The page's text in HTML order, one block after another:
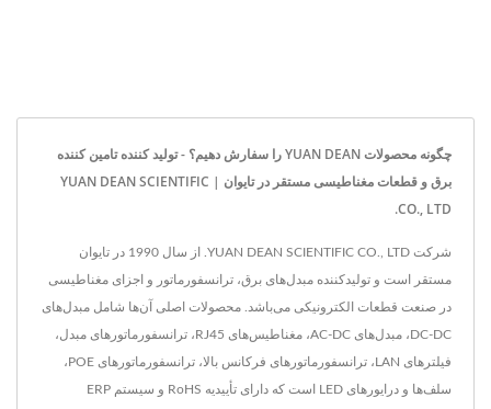
چگونه محصولات YUAN DEAN را سفارش دهیم؟ - تولید کننده تامین کننده
برق و قطعات مغناطیسی مستقر در تایوان | YUAN DEAN SCIENTIFIC
CO., LTD.
شرکت YUAN DEAN SCIENTIFIC CO., LTD. از سال 1990 در تایوان
مستقر است و تولیدکننده مبدل‌های برق، ترانسفورماتور و اجزای مغناطیسی
در صنعت قطعات الکترونیکی می‌باشد. محصولات اصلی آن‌ها شامل مبدل‌های
DC-DC، مبدل‌های AC-DC، مغناطیس‌های RJ45، ترانسفورماتورهای مبدل،
فیلترهای LAN، ترانسفورماتورهای فرکانس بالا، ترانسفورماتورهای POE،
سلف‌ها و درایورهای LED است که دارای تأییدیه RoHS و سیستم ERP